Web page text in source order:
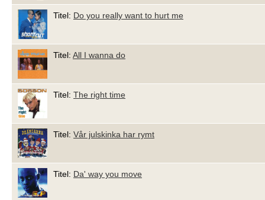
Titel: Do you really want to hurt me
Titel: All I wanna do
Titel: The right time
Titel: Vår julskinka har rymt
Titel: Da' way you move